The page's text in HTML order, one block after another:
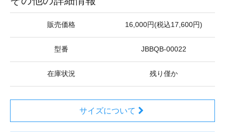
販売価格 16,000円(税込17,600円)
型番 JBBQB-00022
在庫状況 残り僅か
サイズについて